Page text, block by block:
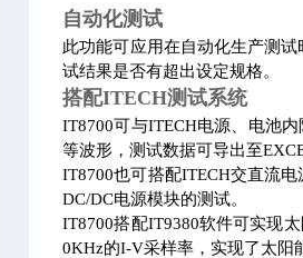
自动化测试
此功能可应用在自动化生产测
试结果是否有超出设定规格。
搭配ITECH测试系统
IT8700可与ITECH电源、电池
等波形，测试数据可导出至
IT8700也可搭配ITECH交直流
DC/DC电源模块的测试。
IT8700搭配IT9380软件可实现
0KHz的I-V采样率，实现了太阳